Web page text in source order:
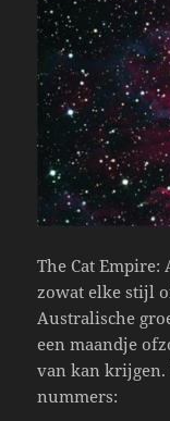
The Cat
zowat elke stijl
Australische
een maandje
van kan
nummers: